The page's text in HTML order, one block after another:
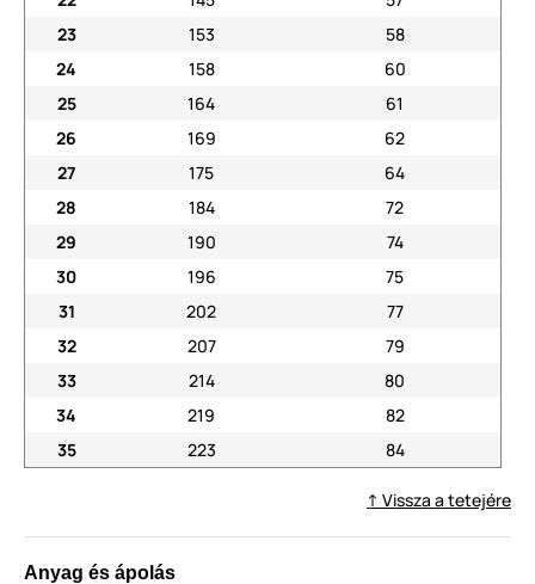
23
153
58
24
158
60
25
164
61
26
169
62
27
175
64
28
184
72
29
190
74
30
196
75
31
202
77
32
207
79
33
214
80
34
219
82
35
223 84
↑ Vissza a tetejére
Anyag és ápolás